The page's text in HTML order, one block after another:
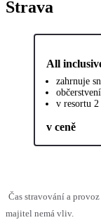
Strava
All
zahrnuje
v resortu 2
v ceně
Čas stravování a
majitel nemá vliv.